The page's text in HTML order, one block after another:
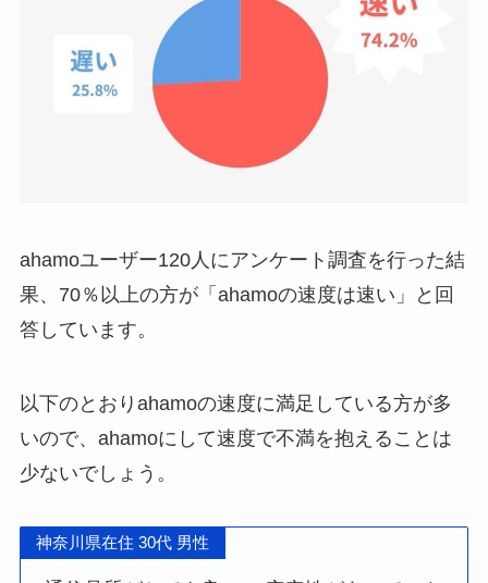
ahamoユーザー120人にアンケート調査を行った結
果、70％以上の方が「ahamoの速度は速い」と回
答しています。
以下のとおりahamoの速度に満足している方が多
いので、ahamoにして速度で不満を抱えることは
少ないでしょう。
神奈川県在住 30代 男性